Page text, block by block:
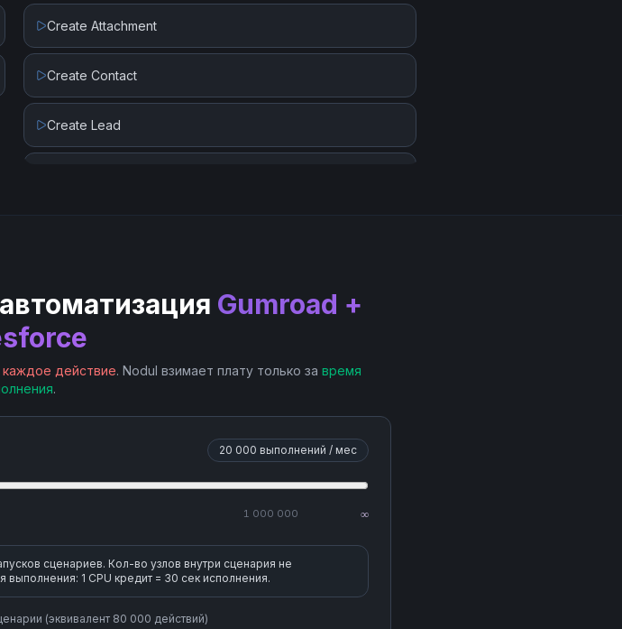
Create Attachment
Create Contact
Create Lead
Get Records by Query
Update Contact
Upload File (Create Content Version)
Gumroad +
каждое действие. Nodul взимает плату только за время
.
20 000 выполнений / мес
1 000 000 ∞
сценариев. Кол-во узлов внутри сценария не
1 CPU кредит = 30 сек исполнения.
(эквивалент 80 000 действий)